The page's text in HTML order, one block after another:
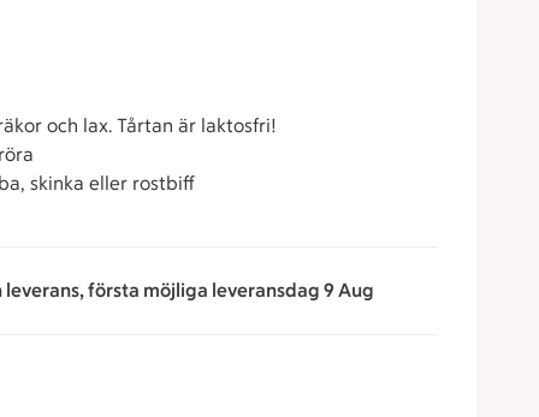
och lax. Tårtan är laktosfri!
skinka eller rostbiff
första möjliga leveransdag 9 Aug